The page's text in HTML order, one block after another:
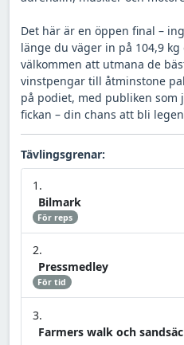
Det här är en öppen final –
länge du väger in på 104,9
välkommen att utmana de
vinstpengar till åtminstone
på podiet, med publiken
fickan – din chans att bli
Tävlingsgrenar:
Bilmark
För reps
Pressmedley
För tid
Farmers walk och